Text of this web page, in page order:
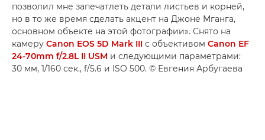
позволил мне запечатлеть детали листьев и корней,
но в то же время сделать акцент на Джоне Мганга,
основном объекте на этой фотографии». Снято на
камеру Canon EOS 5D Mark III с объективом Canon EF
24-70mm f/2.8L II USM и следующими параметрами:
30 мм, 1/160 сек., f/5.6 и ISO 500. © Евгения Арбугаева